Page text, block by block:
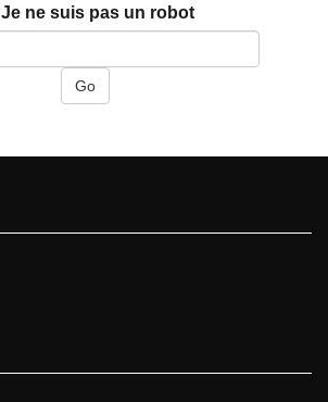
Je ne suis pas un robotEmail